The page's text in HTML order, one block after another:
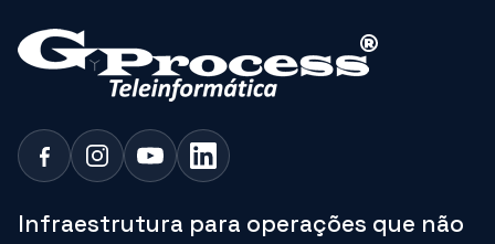
Infraestrutura para operações que não